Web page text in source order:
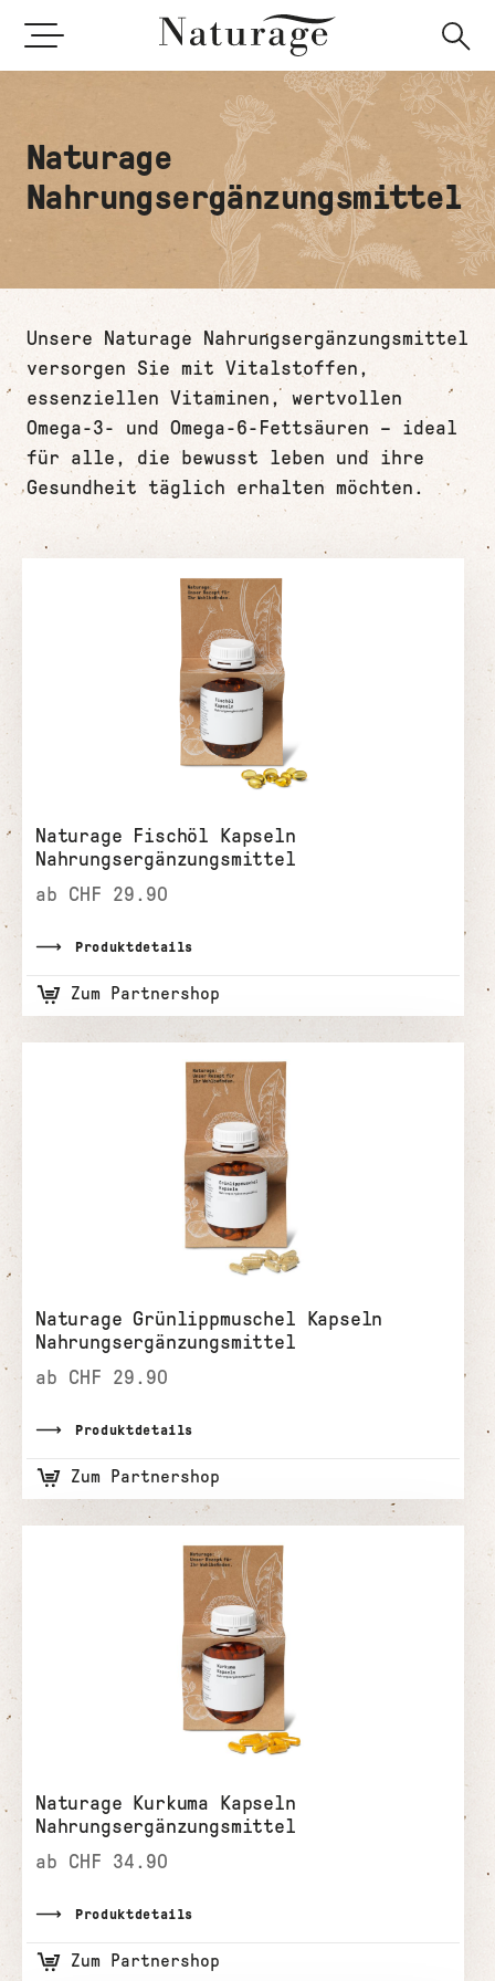
Pastillen
Naturage Heilpflanzen-Buch
Heilpflanzen
Heilverfahren
Naturage
Nahrungsergänzungsmittel
Unsere Naturage Nahrungsergänzungsmittel
versorgen Sie mit Vitalstoffen,
essenziellen Vitaminen, wertvollen
Omega-3- und Omega-6-Fettsäuren – ideal
für alle, die bewusst leben und ihre
Gesundheit täglich erhalten möchten.
Naturage Fischöl Kapseln
Nahrungsergänzungsmittel
ab CHF 29.90
Produktdetails
Zum Partnershop
Naturage Grünlippmuschel Kapseln
Nahrungsergänzungsmittel
ab CHF 29.90
Produktdetails
Zum Partnershop
Naturage Kurkuma Kapseln
Nahrungsergänzungsmittel
ab CHF 34.90
Produktdetails
Zum Partnershop